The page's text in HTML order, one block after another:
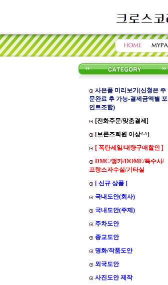
사은품 미리보기(신청은 주
문완료 후 가능-결제금액별 포
인트조합)
[전화주문/맞춤결제]
[브론즈회원 이상^^]
[ 폭탄세일/대량구매할인 ]
DMC/앵카/DOME/특수사/
프랑스자수실/기타실
[ 신규 상품 ]
국내도안(회사)
국내도안(주제)
주차도안
종교도안
명화/작품도안
외국도안
사진도안 제작